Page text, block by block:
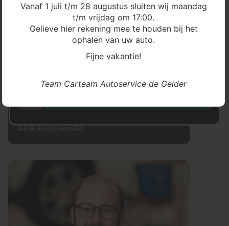
Kevin
APK keurmeester
marketingactiviteiten optimaal werken voor uw
ervaring met ons bedrijf, zetten we technologieën in
zoals cookies om onder andere het aantal
websitebezoeken te kunnen meten. Met uw
goedkeuring kunnen we zulke informatie verwerken
kan invloed hebben op de functionaliteit van deze
Vanaf 1 juli t/m 28 augustus sluiten wij maandag
t/m vrijdag om 17:00.
Gelieve hier rekening mee te houden bij het
ophalen van uw auto.
Fijne vakantie!
Team Carteam Autoservice de Gelder